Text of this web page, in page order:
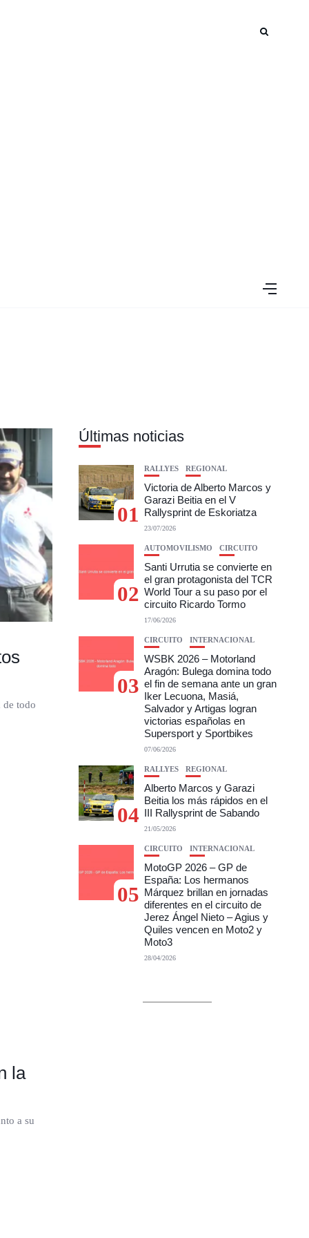
de todo
la
a su
Últimas noticias
01
RALLYES REGIONAL
Victoria de Alberto Marcos y
Garazi Beitia en el V
Rallysprint de Eskoriatza
23/07/2026
02
AUTOMOVILISMO CIRCUITO
Santi Urrutia se convierte en
el gran protagonista del TCR
World Tour a su paso por el
circuito Ricardo Tormo
17/06/2026
03
CIRCUITO INTERNACIONAL
WSBK 2026 – Motorland
Aragón: Bulega domina todo
el fin de semana ante un gran
Iker Lecuona, Masiá,
Salvador y Artigas logran
victorias españolas en
Supersport y Sportbikes
07/06/2026
04
RALLYES REGIONAL
Alberto Marcos y Garazi
Beitia los más rápidos en el
III Rallysprint de Sabando
21/05/2026
05
CIRCUITO INTERNACIONAL
MotoGP 2026 – GP de
España: Los hermanos
Márquez brillan en jornadas
diferentes en el circuito de
Jerez Ángel Nieto – Agius y
Quiles vencen en Moto2 y
Moto3
28/04/2026